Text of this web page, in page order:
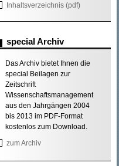
Inhaltsverzeichnis (pdf)
special Archiv
Das Archiv bietet Ihnen die
special Beilagen zur
Zeitschrift
Wissenschaftsmanagement
aus den Jahrgängen 2004
bis 2013 im PDF-Format
kostenlos zum Download.
zum Archiv